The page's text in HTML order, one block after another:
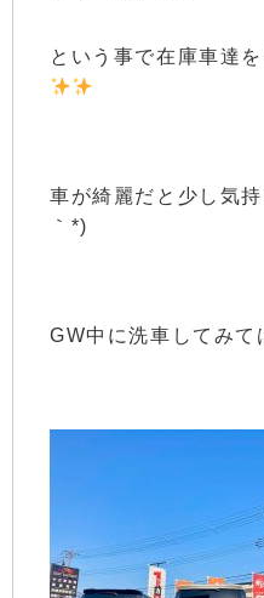
という事で在庫車達
車が綺麗だと少し気
｀*)
GW中に洗車してみて